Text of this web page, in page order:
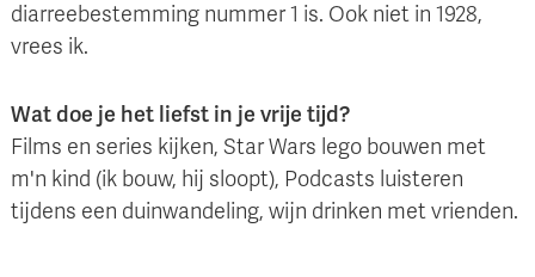
diarreebestemming nummer 1 is. Ook niet in 1928,
vrees ik.
Wat doe je het liefst in je vrije tijd?
Films en series kijken, Star Wars lego bouwen met
m'n kind (ik bouw, hij sloopt), Podcasts luisteren
tijdens een duinwandeling, wijn drinken met vrienden.